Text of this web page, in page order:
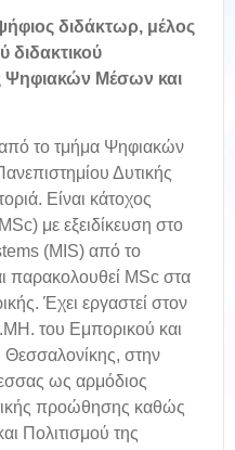
διδάκτωρ, μέλος
διδακτικού
Ψηφιακών Μέσων και
το τμήμα Ψηφιακών
Δυτικής
Είναι κάτοχος
με εξειδίκευση στο
(MIS) από το
παρακολουθεί MSc στα
Έχει εργαστεί στον
του Εμπορικού και
Θεσσαλονίκης, στην
ως αρμόδιος
προώθησης καθώς
Πολιτισμού της